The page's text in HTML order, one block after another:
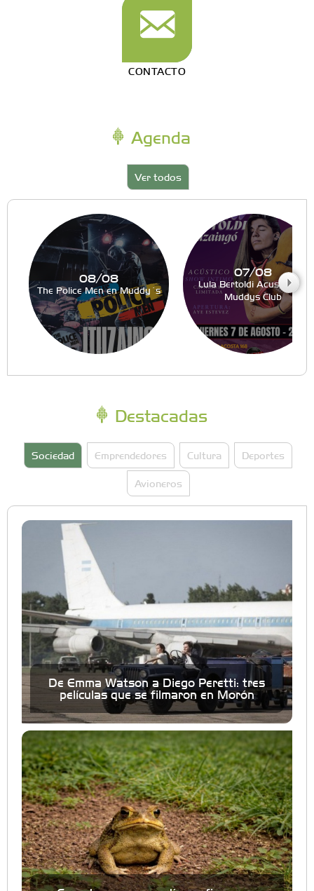
CONTACTO
Agenda
Ver todos
08/08
The Police Men en Muddy´s
07/08
Lula Bertoldi Acustico en
Muddys Club
Destacadas
Sociedad Emprendedores Cultura Deportes
Avioneros
De Emma Watson a Diego Peretti: tres
películas que se filmaron en Morón